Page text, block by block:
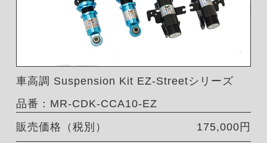
車高調 Suspension Kit EZ-Streetシリーズ
品番：MR-CDK-CCA10-EZ
販売価格（税別）
175,000円